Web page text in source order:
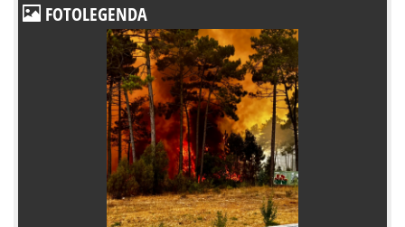
FOTOLEGENDA